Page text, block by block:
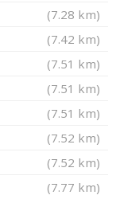
(7.28 km)
(7.42 km)
(7.51 km)
(7.51 km)
(7.51 km)
(7.52 km)
(7.52 km)
(7.77 km)